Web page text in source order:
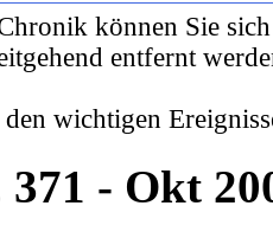
können Sie
entfernt
wichtigen
- Okt